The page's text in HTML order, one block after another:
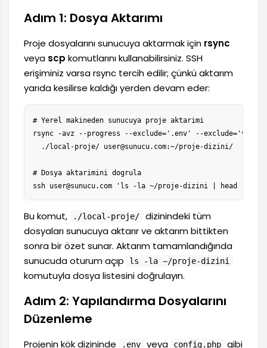
Adım 1: Dosya Aktarımı
Proje dosyalarını sunucuya aktarmak için rsync
veya scp komutlarını kullanabilirsiniz. SSH
erişiminiz varsa rsync tercih edilir; çünkü aktarım
yarıda kesilirse kaldığı yerden devam eder:
# Yerel makineden sunucuya proje aktarimi
rsync -avz --progress --exclude='.env' --
  ./local-proje/ user@sunucu.com:~/proje-dizini/
# Dosya aktarimini dogrula
ssh user@sunucu.com 'ls -la ~/proje-dizini | head -20'
Bu komut, ./local-proje/
dizinindeki tüm
dosyaları sunucuya aktarır ve aktarım bittikten
sonra bir özet sunar. Aktarım tamamlandığında
sunucuda oturum açıp
ls -la ~/proje-dizini
komutuyla dosya listesini doğrulayın.
Adım 2: Yapılandırma Dosyalarını
Düzenleme
Projenin kök dizininde .env veya config.php gibi